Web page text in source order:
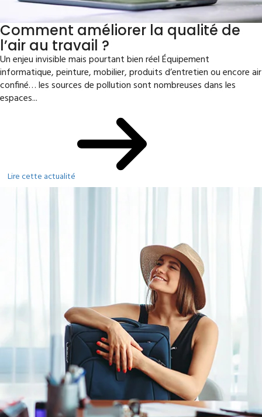
Comment améliorer la qualité de
l’air au travail ?
Un enjeu invisible mais pourtant bien réel Équipement
informatique, peinture, mobilier, produits d’entretien ou encore air
confiné… les sources de pollution sont nombreuses dans les
espaces...
Lire cette actualité